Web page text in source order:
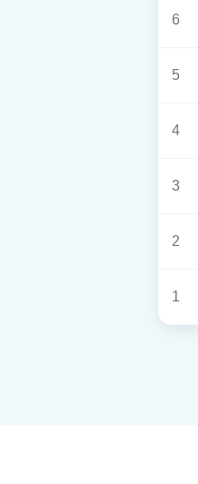
6
5
4
3
2
1